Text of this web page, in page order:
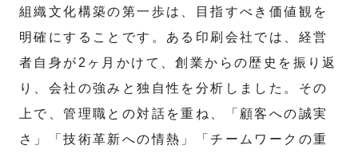
組織文化構築の第一歩は、目指すべき価値観を
明確にすることです。ある印刷会社では、経営
者自身が2ヶ月かけて、創業からの歴史を振り返
り、会社の強みと独自性を分析しました。その
上で、管理職との対話を重ね、「顧客への誠実
さ」「技術革新への情熱」「チームワークの重